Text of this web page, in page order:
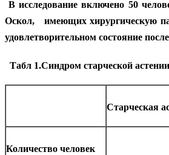
В исследование включено 50
Оскол, имеющих хирургическую
удовлетворительном состояние
Табл 1.Синдром старческой
Старческая
Количество человек